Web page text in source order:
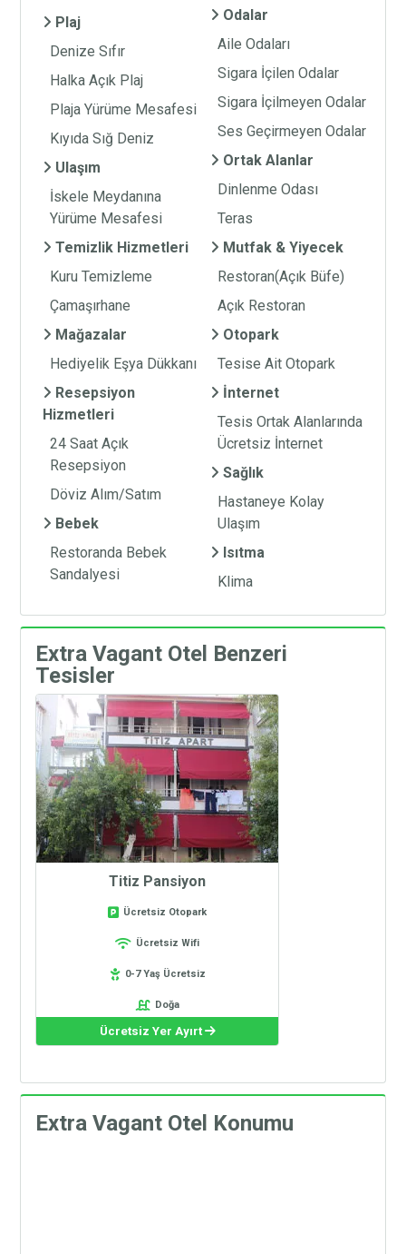
Plaj
Denize Sıfır
Halka Açık Plaj
Plaja Yürüme Mesafesi
Kıyıda Sığ Deniz
Ulaşım
İskele Meydanına
Yürüme Mesafesi
Temizlik Hizmetleri
Kuru Temizleme
Çamaşırhane
Mağazalar
Hediyelik Eşya Dükkanı
Hizmetleri
24 Saat Açık
Resepsiyon
Döviz Alım/Satım
Bebek
Restoranda Bebek
Sandalyesi
Odalar
Aile Odaları
Sigara İçilen Odalar
Sigara İçilmeyen Odalar
Ses Geçirmeyen Odalar
Ortak Alanlar
Dinlenme Odası
Teras
Mutfak & Yiyecek
Restoran(Açık Büfe)
Açık Restoran
Otopark
Tesise Ait Otopark
İnternet
Tesis Ortak Alanlarında
Ücretsiz İnternet
Sağlık
Hastaneye Kolay
Ulaşım
Isıtma
Klima
Extra Vagant Otel Benzeri
Tesisler
Titiz Pansiyon
Ücretsiz Otopark
Ücretsiz Wifi
0-7 Yaş Ücretsiz
Doğa
Ücretsiz Yer Ayırt
Extra Vagant Otel Konumu